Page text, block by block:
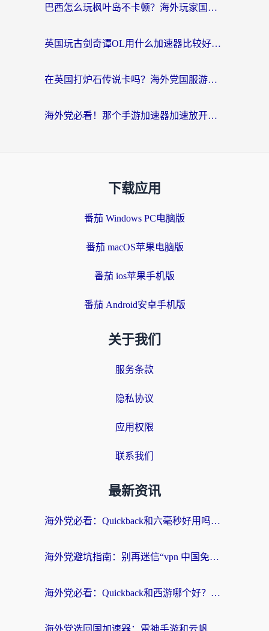
巴西怎么玩枫叶岛不卡顿？海外玩家国服游戏加速器终极指南（含战双野兽领主提速秘籍）
英国玩古剑奇谭OL用什么加速器比较好？留学生亲测有效的国服游戏加速指南
在英国打炉石传说卡吗？海外党国服游戏不卡顿的终极指南
海外党必看！那个手游加速器加速放开那三国3最好？一篇解决国服游戏卡顿难题
下载应用
番茄 Windows PC电脑版
番茄 macOS苹果电脑版
番茄 ios苹果手机版
番茄 Android安卓手机版
关于我们
服务条款
隐私协议
应用权限
联系我们
最新资讯
海外党必看：Quickback和六毫秒好用吗？3步选对回国加速器，无缝刷国内剧玩游戏
海外党避坑指南：别再迷信“vpn 中国免费”，选对回国加速器才能无缝刷国内资源
海外党必看：Quickback和西游哪个好？3个维度教你选对回国加速器